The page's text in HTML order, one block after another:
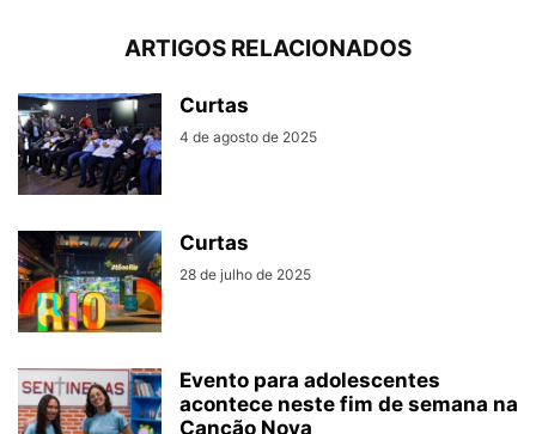
ARTIGOS RELACIONADOS
Curtas
4 de agosto de 2025
Curtas
28 de julho de 2025
Evento para adolescentes
acontece neste fim de semana na
Canção Nova